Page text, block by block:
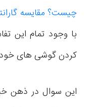
چیست؟ مقایسه
با وجود تمام این
کردن گوشی های
این سوال در ذهن